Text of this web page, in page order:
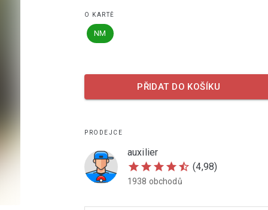
O KARTĚ
NM
PŘIDAT DO KOŠÍKU
PRODEJCE
auxilier
starstarstarstarstar_half (4,98)
1938 obchodů